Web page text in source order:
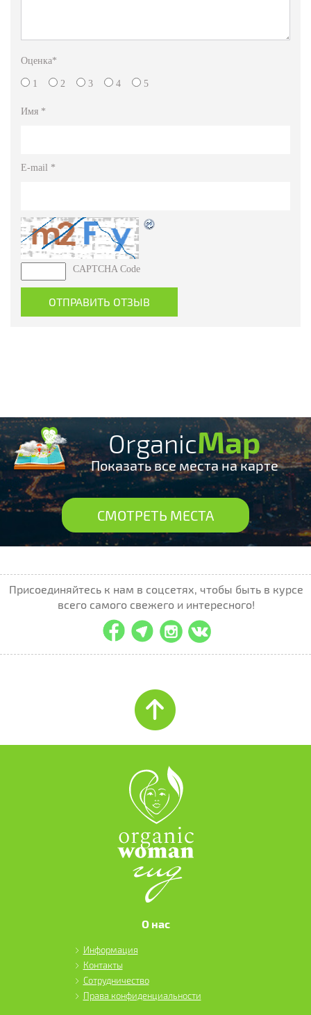
Оценка*
1 2 3 4 5
Имя *
E-mail *
CAPTCHA Code
OrganicMap
Показать все места на карте
СМОТРЕТЬ МЕСТА
Присоединяйтесь к нам в соцсетях, чтобы быть в курсе
всего самого свежего и интересного!
О нас
Информация
Контакты
Сотрудничество
Права конфиденциальности